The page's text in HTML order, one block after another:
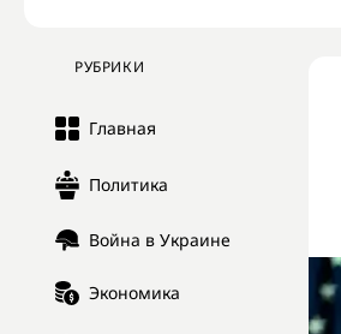
РУБРИКИ
Главная
Политика
Война в Украине
Экономика